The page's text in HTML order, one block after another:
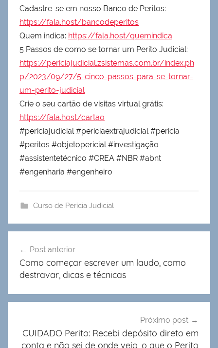
Cadastre-se em nosso Banco de Peritos:
https://fala.host/bancodeperitos
Quem indica: https://fala.host/quemindica
5 Passos de como se tornar um Perito Judicial:
https://periciajudicial.zsistemas.com.br/index.ph
p/2023/09/27/5-cinco-passos-para-se-tornar-
um-perito-judicial
Crie o seu cartão de visitas virtual grátis:
https://fala.host/cartao
#periciajudicial #periciaextrajudicial #pericia
#peritos #objetopericial #investigação
#assistentetécnico #CREA #NBR #abnt
#engenharia #engenheiro
Curso de Perícia Judicial
de
Post
Post anterior
Como começar escrever um laudo, como
destravar, dicas e técnicas
Próximo post
CUIDADO Perito: Recebi depósito direto em
conta e não sei de onde veio, o que o Perito